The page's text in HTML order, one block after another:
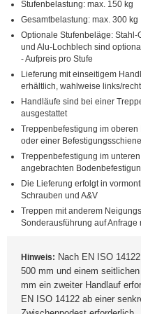
Stufenbelastung: max. 150 kg
Gesamtbelastung: max. 300 kg
Optionale Stufenbeläge: Stahl-
und Alu-Lochblech sind
- Aufpreis pro Stufe
Lieferung mit einseitigem
erhältlich, wahlweise links/
Handläufe sind bei einer
ausgestattet
Treppenbefestigung im oberen
oder einer Befestigungsschiene
Treppenbefestigung im
angebrachten
Die Lieferung erfolgt in
Schrauben und A&V
Treppen mit anderem
Sonderausführung auf Anfrage
Hinweis: Nach EN ISO
500 mm und einem
mm ein zweiter Handlauf
EN ISO 14122 ab einer